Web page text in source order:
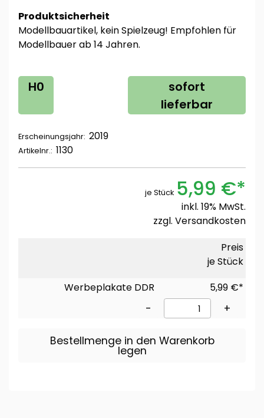
Produktsicherheit
Modellbauartikel, kein Spielzeug! Empfohlen für
Modellbauer ab 14 Jahren.
H0
sofort
lieferbar
Erscheinungsjahr: 2019
Artikelnr.: 1130
je Stück 5,99 €*
inkl. 19% MwSt.
zzgl. Versandkosten
Preis
je Stück
Werbeplakate DDR
5,99 €*
- +
Bestellmenge in den Warenkorb
legen